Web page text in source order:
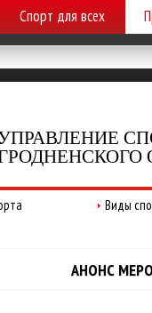
Спорт для всех
Виды
АНОНС